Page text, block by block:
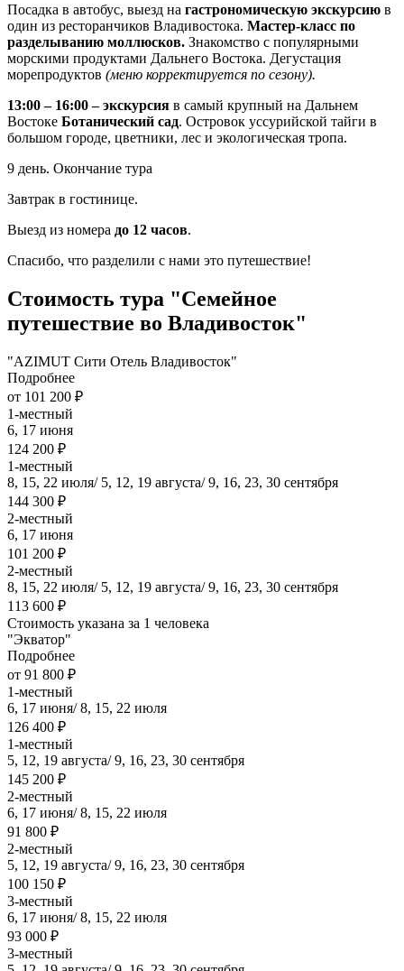
Посадка в автобус, выезд на гастрономическую экскурсию в
один из ресторанчиков Владивостока. Мастер-класс по
разделыванию моллюсков. Знакомство с популярными
морскими продуктами Дальнего Востока. Дегустация
морепродуктов (меню корректируется по сезону).
13:00 – 16:00 – экскурсия в самый крупный на Дальнем
Востоке Ботанический сад. Островок уссурийской тайги в
большом городе, цветники, лес и экологическая тропа.
9 день. Окончание тура
Завтрак в гостинице.
Выезд из номера до 12 часов.
Спасибо, что разделили с нами это путешествие!
Стоимость тура "Семейное
путешествие во Владивосток"
"AZIMUT Сити Отель Владивосток"
Подробнее
от 101 200 ₽
1-местный
6, 17 июня
124 200 ₽
1-местный
8, 15, 22 июля/ 5, 12, 19 августа/ 9, 16, 23, 30 сентября
144 300 ₽
2-местный
6, 17 июня
101 200 ₽
2-местный
8, 15, 22 июля/ 5, 12, 19 августа/ 9, 16, 23, 30 сентября
113 600 ₽
Стоимость указана за 1 человека
"Экватор"
Подробнее
от 91 800 ₽
1-местный
6, 17 июня/ 8, 15, 22 июля
126 400 ₽
1-местный
5, 12, 19 августа/ 9, 16, 23, 30 сентября
145 200 ₽
2-местный
6, 17 июня/ 8, 15, 22 июля
91 800 ₽
2-местный
5, 12, 19 августа/ 9, 16, 23, 30 сентября
100 150 ₽
3-местный
6, 17 июня/ 8, 15, 22 июля
93 000 ₽
3-местный